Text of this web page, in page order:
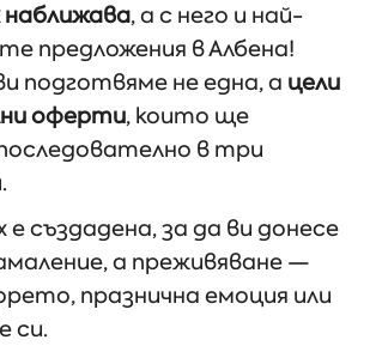
, а с него и най-
предложения в Албена!
подготвяме не една, а цели
оферти, които ще
в три
създадена, за да ви донесе
а преживяване —
празнична емоция или
си.